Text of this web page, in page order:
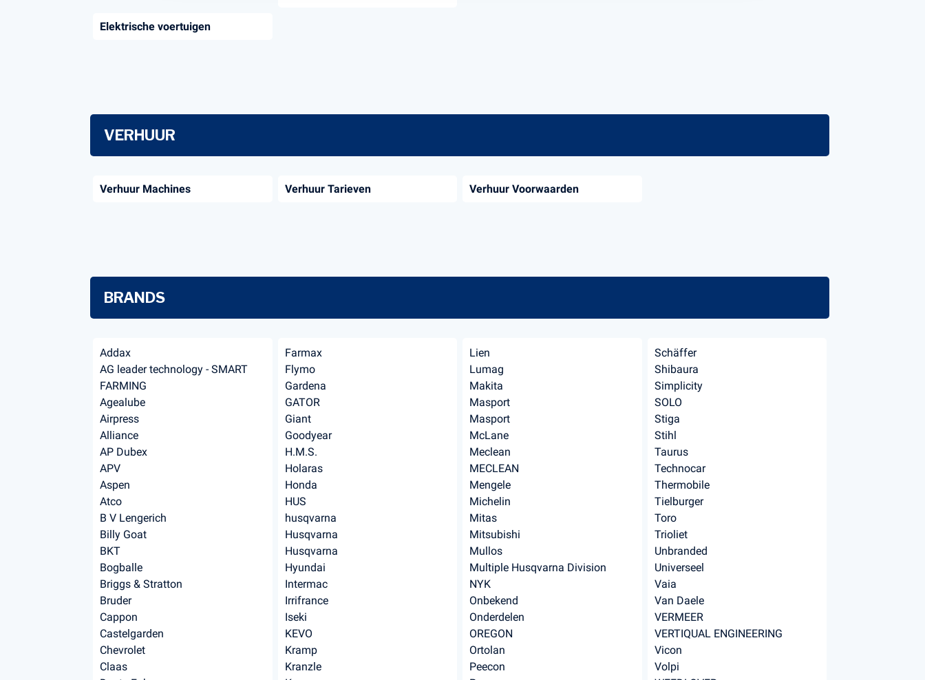
Elektrische voertuigen
VERHUUR
Verhuur Machines Verhuur Tarieven Verhuur Voorwaarden
BRANDS
Addax
AG leader technology - SMART
FARMING
Agealube
Airpress
Alliance
AP Dubex
APV
Aspen
Atco
B V Lengerich
Billy Goat
BKT
Bogballe
Briggs & Stratton
Bruder
Cappon
Castelgarden
Chevrolet
Claas
Farmax
Flymo
Gardena
GATOR
Giant
Goodyear
H.M.S.
Holaras
Honda
HUS
husqvarna
Husqvarna
Husqvarna
Hyundai
Intermac
Irrifrance
Iseki
KEVO
Kramp
Kranzle
Lien
Lumag
Makita
Masport
Masport
McLane
Meclean
MECLEAN
Mengele
Michelin
Mitas
Mitsubishi
Mullos
Multiple Husqvarna Division
NYK
Onbekend
Onderdelen
OREGON
Ortolan
Peecon
Schäffer
Shibaura
Simplicity
SOLO
Stiga
Stihl
Taurus
Technocar
Thermobile
Tielburger
Toro
Trioliet
Unbranded
Universeel
Vaia
Van Daele
VERMEER
VERTIQUAL ENGINEERING
Vicon
Volpi